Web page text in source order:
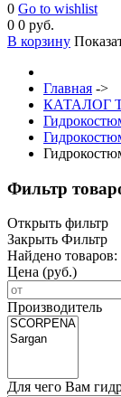
0 Go to wishlist
0 0 руб.
В корзину
Главная ->
КАТАЛОГ
Фильтр
Открыть фильтр
Закрыть Фильтр
Найдено товаров:
Цена (руб.)
Производитель
Для чего Вам